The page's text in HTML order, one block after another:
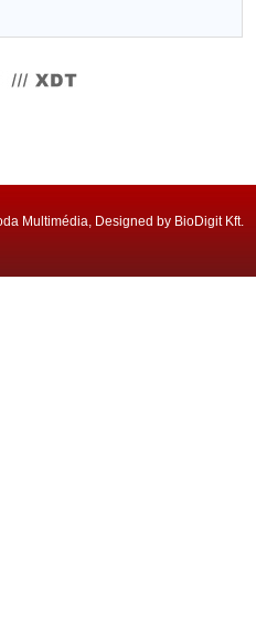
Multimédia, Designed by BioDigit Kft.